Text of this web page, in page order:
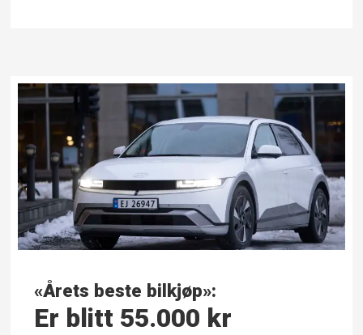
«Årets beste bilkjøp»:
Er blitt 55.000 kr